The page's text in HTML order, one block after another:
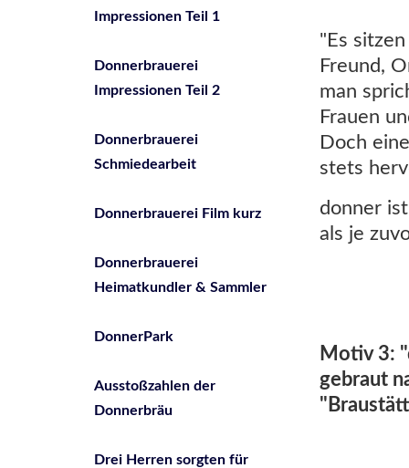
Impressionen Teil 1
Donnerbrauerei
Impressionen Teil 2
Donnerbrauerei
Schmiedearbeit
Donnerbrauerei Film kurz
Donnerbrauerei
Heimatkundler & Sammler
DonnerPark
Ausstoßzahlen der
Donnerbräu
Drei Herren sorgten für
"Es
Freund,
man
Frauen
Doch
stets
donner
als je
Motiv 3:
gebraut